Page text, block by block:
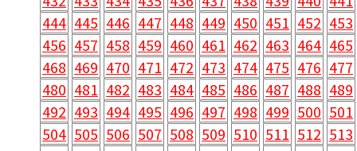
444 445 446 447 448 449 450 451 452 453
456 457 458 459 460 461 462 463 464 465
468 469 470 471 472 473 474 475 476 477
480 481 482 483 484 485 486 487 488 489
492 493 494 495 496 497 498 499 500 501
504 505 506 507 508 509 510 511 512 513